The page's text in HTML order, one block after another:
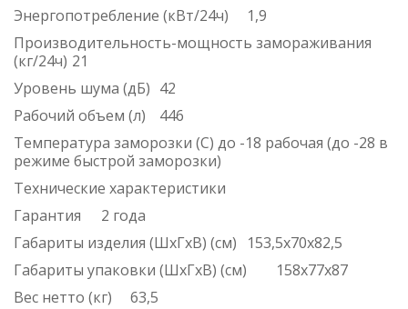
Энергопотребление (кВт/24ч)
1,9
Производительность-мощность замораживания
(кг/24ч) 21
Уровень шума (дБ) 42
Рабочий объем (л)
446
Температура заморозки (С) до -18 рабочая (до -28 в
режиме быстрой заморозки)
Технические характеристики
Гарантия
2 года
Габариты изделия (ШхГхВ) (см)
153,5х70х82,5
Габариты упаковки (ШхГхВ) (см)
158х77х87
Вес нетто (кг)
63,5